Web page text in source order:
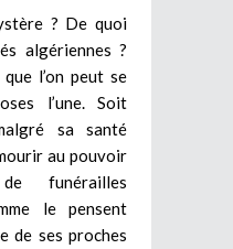
? De quoi
algériennes ?
l’on peut se
l’une. Soit
sa santé
au pouvoir
funérailles
le pensent
de ses proches